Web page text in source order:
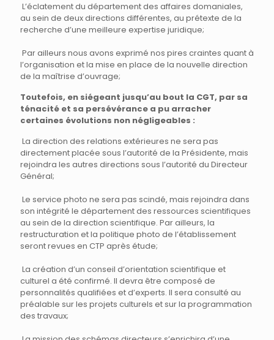
L’éclatement du département des affaires domaniales,
au sein de deux directions différentes, au prétexte de la
recherche d’une meilleure expertise juridique;
Par ailleurs nous avons exprimé nos pires craintes quant à
l’organisation et la mise en place de la nouvelle direction
de la maîtrise d’ouvrage;
Toutefois, en siégeant jusqu’au bout la CGT, par sa
ténacité et sa persévérance a pu arracher
certaines évolutions non négligeables :
La direction des relations extérieures ne sera pas
directement placée sous l’autorité de la Présidente, mais
rejoindra les autres directions sous l’autorité du Directeur
Général;
Le service photo ne sera pas scindé, mais rejoindra dans
son intégrité le département des ressources scientifiques
au sein de la direction scientifique. Par ailleurs, la
restructuration et la politique photo de l’établissement
seront revues en CTP après étude;
La création d’un conseil d’orientation scientifique et
culturel a été confirmé. Il devra être composé de
personnalités qualifiées et d’experts. Il sera consulté au
préalable sur les projets culturels et sur la programmation
des travaux;